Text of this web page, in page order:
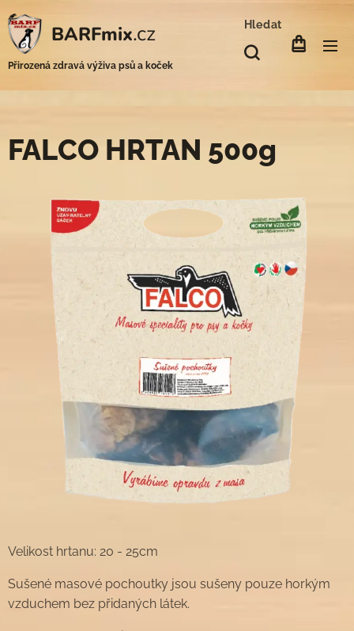
BARFmix.cz
Přirozená zdravá výživa psů a koček
Hledat
FALCO HRTAN 500g
Velikost hrtanu: 20 - 25cm
Sušené masové pochoutky jsou sušeny pouze horkým
vzduchem bez přidaných látek.